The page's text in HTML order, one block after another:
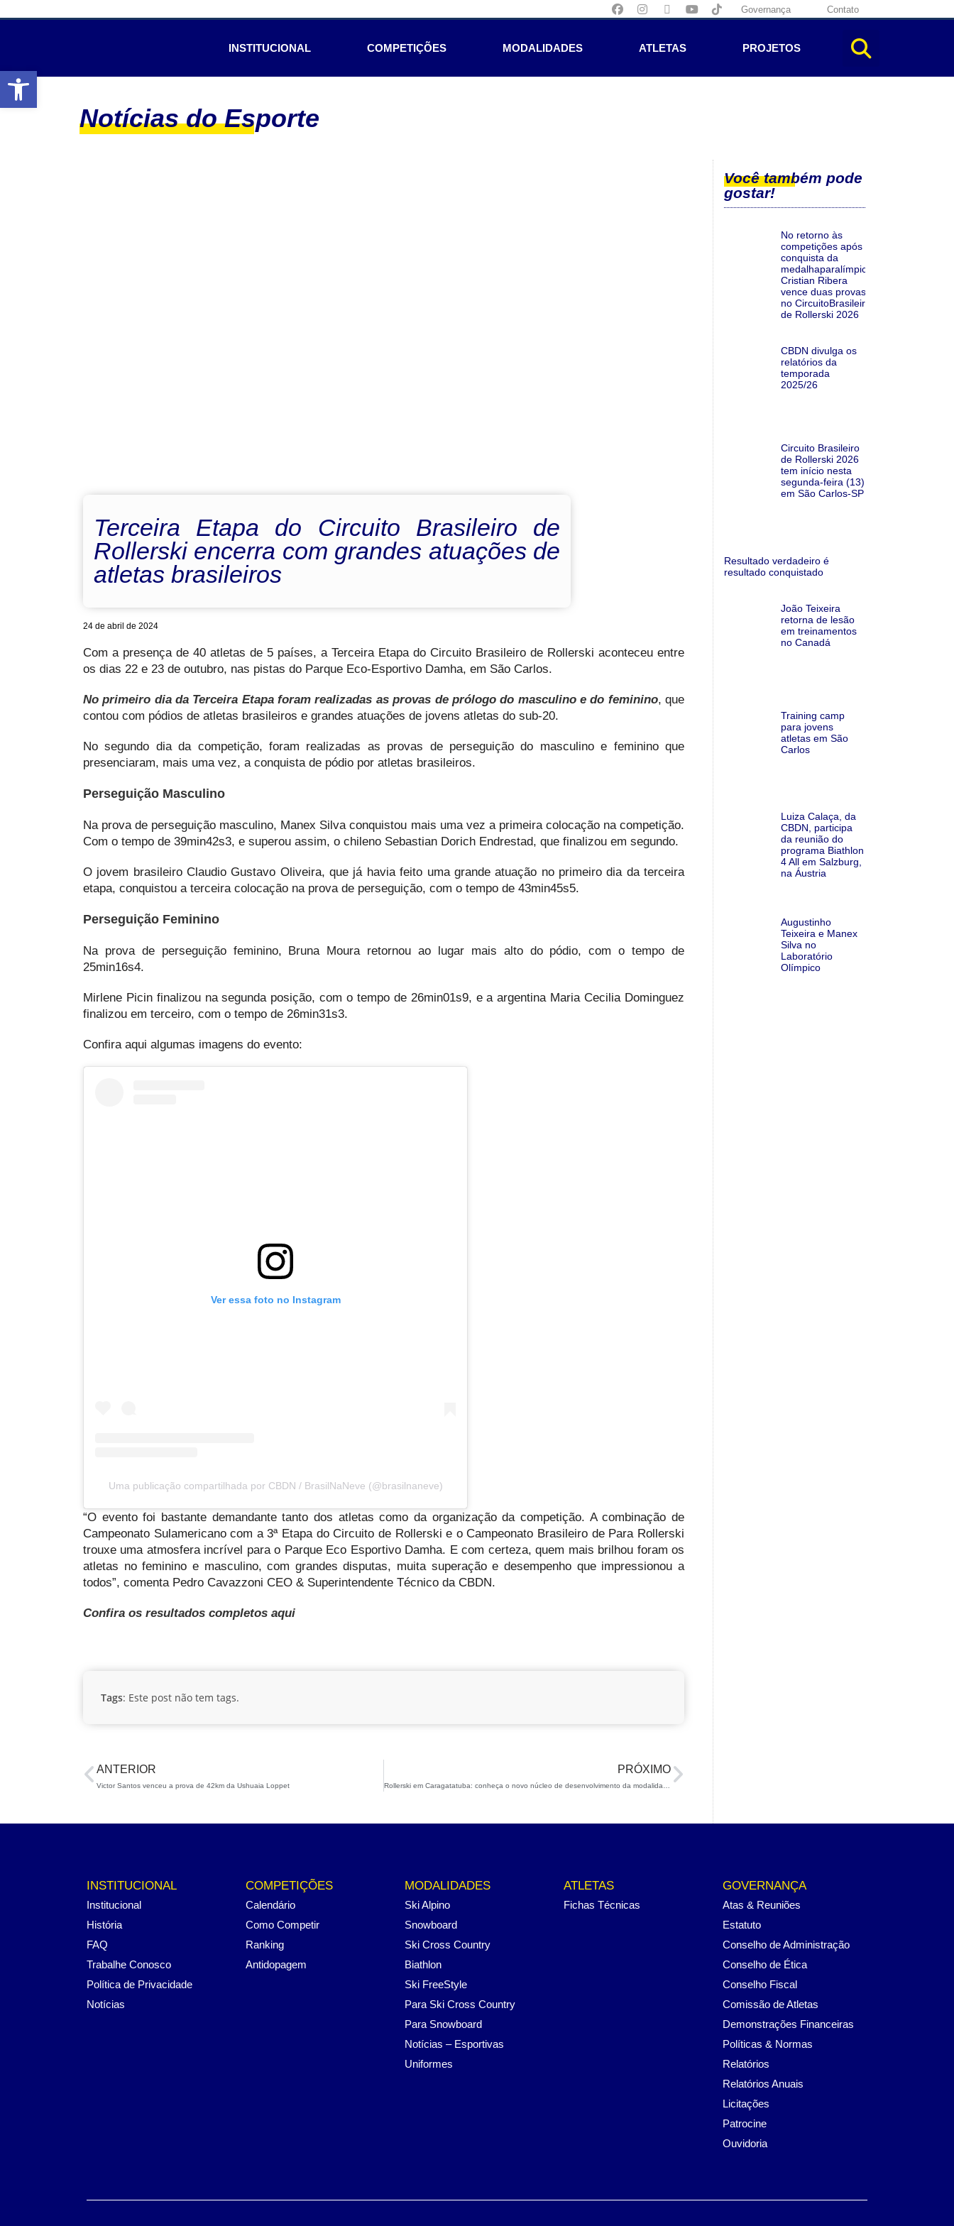
Abrir a barra de ferramentas
Governança Contato
INSTITUCIONAL COMPETIÇÕES MODALIDADES ATLETAS PROJETOS
Notícias do Esporte
Terceira Etapa do Circuito Brasileiro de
Rollerski encerra com grandes atuações de
atletas brasileiros
24 de abril de 2024
Com a presença de 40 atletas de 5 países, a Terceira Etapa do Circuito Brasileiro de Rollerski aconteceu entre
os dias 22 e 23 de outubro, nas pistas do Parque Eco-Esportivo Damha, em São Carlos.
No primeiro dia da Terceira Etapa foram realizadas as provas de prólogo do masculino e do feminino, que
contou com pódios de atletas brasileiros e grandes atuações de jovens atletas do sub-20.
No segundo dia da competição, foram realizadas as provas de perseguição do masculino e feminino que
presenciaram, mais uma vez, a conquista de pódio por atletas brasileiros.
Perseguição Masculino
Na prova de perseguição masculino, Manex Silva conquistou mais uma vez a primeira colocação na competição.
Com o tempo de 39min42s3, e superou assim, o chileno Sebastian Dorich Endrestad, que finalizou em segundo.
O jovem brasileiro Claudio Gustavo Oliveira, que já havia feito uma grande atuação no primeiro dia da terceira
etapa, conquistou a terceira colocação na prova de perseguição, com o tempo de 43min45s5.
Perseguição Feminino
Na prova de perseguição feminino, Bruna Moura retornou ao lugar mais alto do pódio, com o tempo de
25min16s4.
Mirlene Picin finalizou na segunda posição, com o tempo de 26min01s9, e a argentina Maria Cecilia Dominguez
finalizou em terceiro, com o tempo de 26min31s3.
Confira aqui algumas imagens do evento:
Ver essa foto no Instagram
Uma publicação compartilhada por CBDN / BrasilNaNeve (@brasilnaneve)
“O evento foi bastante demandante tanto dos atletas como da organização da competição. A combinação de
Campeonato Sulamericano com a 3ª Etapa do Circuito de Rollerski e o Campeonato Brasileiro de Para Rollerski
trouxe uma atmosfera incrível para o Parque Eco Esportivo Damha. E com certeza, quem mais brilhou foram os
atletas no feminino e masculino, com grandes disputas, muita superação e desempenho que impressionou a
todos”, comenta Pedro Cavazzoni CEO & Superintendente Técnico da CBDN.
Confira os resultados completos aqui
Tags: Este post não tem tags.
ANTERIOR
Victor Santos venceu a prova de 42km da Ushuaia Loppet
PRÓXIMO
Você também pode
gostar!
No retorno às
competições após a
conquista da
medalhaparalímpica,
Cristian Ribera
vence duas provas
no CircuitoBrasileiro
de Rollerski 2026
CBDN divulga os
relatórios da
temporada
2025/26
Circuito Brasileiro
de Rollerski 2026
tem início nesta
segunda-feira (13)
em São Carlos-SP
Resultado verdadeiro é
resultado conquistado
João Teixeira
retorna de lesão
em treinamentos
no Canadá
Training camp
para jovens
atletas em São
Carlos
Luiza Calaça, da
CBDN, participa
da reunião do
programa Biathlon
4 All em Salzburg,
na Áustria
Augustinho
Teixeira e Manex
Silva no
Laboratório
Olímpico
INSTITUCIONAL
Institucional
História
FAQ
Trabalhe Conosco
Política de Privacidade
Notícias
COMPETIÇÕES
Calendário
Como Competir
Ranking
Antidopagem
MODALIDADES
Ski Alpino
Snowboard
Ski Cross Country
Biathlon
Ski FreeStyle
Para Ski Cross Country
Para Snowboard
Notícias – Esportivas
Uniformes
ATLETAS
Fichas Técnicas
GOVERNANÇA
Atas & Reuniões
Estatuto
Conselho de Administração
Conselho de Ética
Conselho Fiscal
Comissão de Atletas
Demonstrações Financeiras
Políticas & Normas
Relatórios
Relatórios Anuais
Licitações
Patrocine
Ouvidoria